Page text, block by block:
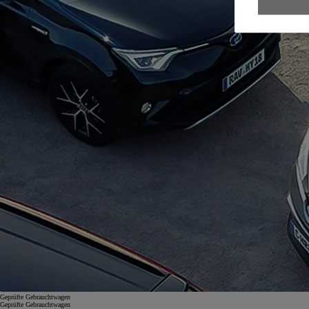
Geprüfte Gebrauchtwagen
Geprüfte Gebrauchtwagen